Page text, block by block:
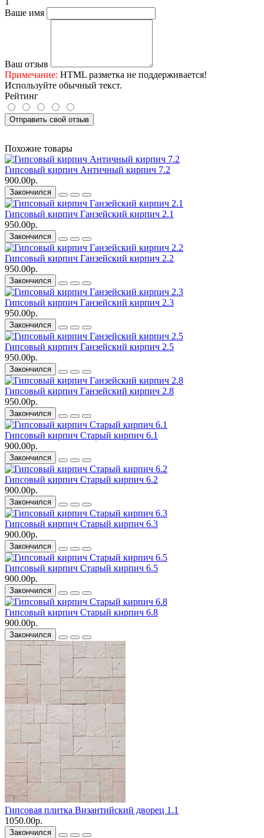
Ваше имя
Ваш отзыв
Примечание: HTML разметка не поддерживается!
Используйте обычный текст.
Рейтинг
Отправить свой отзыв
Похожие товары
Гипсовый кирпич Античный кирпич 7.2
900.00р.
Закончился
Гипсовый кирпич Ганзейский кирпич 2.1
950.00р.
Закончился
Гипсовый кирпич Ганзейский кирпич 2.2
950.00р.
Закончился
Гипсовый кирпич Ганзейский кирпич 2.3
950.00р.
Закончился
Гипсовый кирпич Ганзейский кирпич 2.5
950.00р.
Закончился
Гипсовый кирпич Ганзейский кирпич 2.8
950.00р.
Закончился
Гипсовый кирпич Старый кирпич 6.1
900.00р.
Закончился
Гипсовый кирпич Старый кирпич 6.2
900.00р.
Закончился
Гипсовый кирпич Старый кирпич 6.3
900.00р.
Закончился
Гипсовый кирпич Старый кирпич 6.5
900.00р.
Закончился
Гипсовый кирпич Старый кирпич 6.8
900.00р.
Закончился
Гипсовая плитка Византийский дворец 1.1
1050.00р.
Закончился